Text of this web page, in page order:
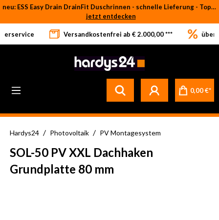
Zum Hauptinhalt springen
neu: ESS Easy Drain DrainFit Duschrinnen - schnelle Lieferung - Top-Preise
jetzt entdecken
Versandkostenfrei ab € 2.000,00 *** über
0,00 €*
Hardys24 / Photovoltaik / PV Montagesystem
SOL-50 PV XXL Dachhaken
Grundplatte 80 mm